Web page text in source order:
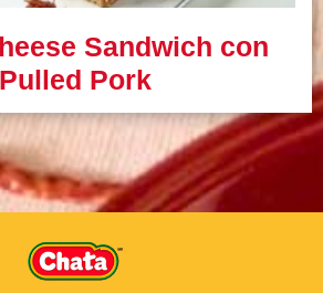
Sandwich con
Pulled Pork